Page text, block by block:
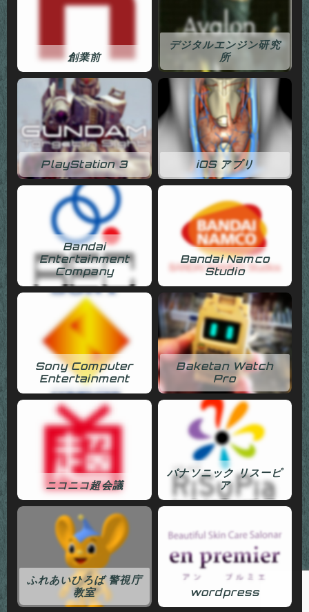
創業前
デジタルエンジン研究
所
PlayStation 3 iOS アプリ
Bandai
Entertainment
Company
Bandai Namco
Studio
Sony Computer
Entertainment
Baketan Watch
Pro
ニコニコ超会議
パナソニック リスーピ
ア
ふれあいひろば 警視庁
教室
wordpress